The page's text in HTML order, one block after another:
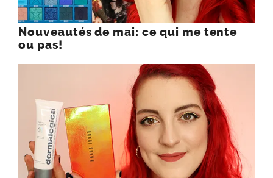
Nouveautés de mai: ce qui me tente
ou pas!